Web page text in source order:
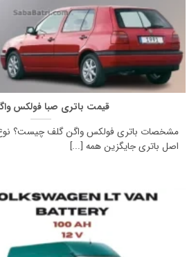
قیمت باتری صبا فولکس
مشخصات باتری فولکس واگن گلف چیست؟
اصل باتری جایگزین همه [...]